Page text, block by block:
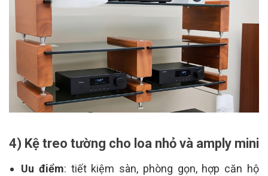
4) Kệ treo tường cho loa nhỏ và amply mini
Uu điểm: tiết kiệm sàn, phòng gọn, hợp căn hộ